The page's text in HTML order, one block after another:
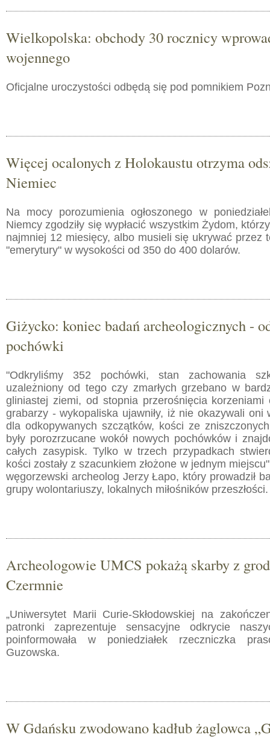
Wielkopolska: obchody 30 rocznicy
wojennego
Oficjalne uroczystości odbędą się pod pomnikiem
Więcej ocalonych z Holokaustu otrzyma
Niemiec
Na mocy porozumienia ogłoszonego w
Niemcy zgodziły się wypłacić wszystkim Żydom,
najmniej 12 miesięcy, albo musieli się ukrywać przez
"emerytury" w wysokości od 350 do 400 dolarów.
Giżycko: koniec badań archeologicznych -
pochówki
"Odkryliśmy 352 pochówki, stan zachowania
uzależniony od tego czy zmarłych grzebano w
gliniastej ziemi, od stopnia przerośnięcia korzeniami
grabarzy - wykopaliska ujawniły, iż nie okazywali oni
dla odkopywanych szczątków, kości ze
były porozrzucane wokół nowych pochówków i
całych zasypisk. Tylko w trzech przypadkach
kości zostały z szacunkiem złożone w jednym
węgorzewski archeolog Jerzy Łapo, który prowadził
grupy wolontariuszy, lokalnych miłośników przeszłości.
Archeologowie UMCS pokażą skarby z
Czermnie
„Uniwersytet Marii Curie-Skłodowskiej na
patronki zaprezentuje sensacyjne odkrycie
poinformowała w poniedziałek rzeczniczka
Guzowska.
W Gdańsku zwodowano kadłub żaglowca